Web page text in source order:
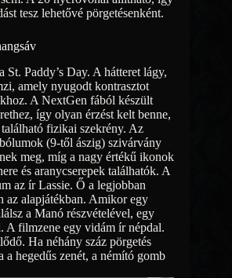
tesz lehetővé pörgetésenként.
St. Paddy’s Day. A hátteret lágy,
amely nyugodt kontrasztot
A NextGen fából készült
így olyan érzést kelt benne,
fizikai szekrény. Az
(9-től ászig) szivárvány
meg, míg a nagy értékű ikonok
és aranycserepek találhatók. A
az ír Lassie. Ő a legjobban
az alapjátékban. Amikor egy
a Manó részvételével, egy
A filmzene egy vidám ír népdal.
Ha néhány száz pörgetés
a hegedűs zenét, a némító gomb